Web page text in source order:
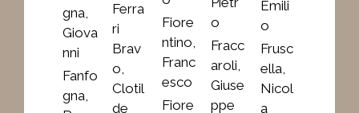
gna,
Giova
nni
Fanfo
gna,
Ferra
ri
Brav
o,
Clotil
de
Fiore
ntino,
Franc
esco
Fiore
o
Fracc
aroli,
Giuse
ppe
Emili
o
Frusc
ella,
Nicol
a